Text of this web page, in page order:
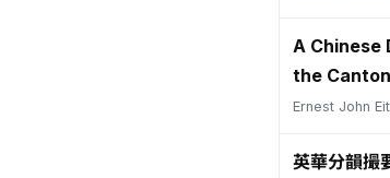
A Chinese
the
Ernest John
英華分韻撮